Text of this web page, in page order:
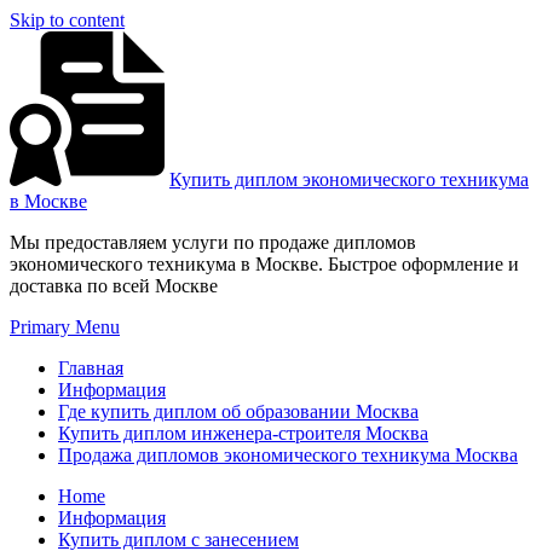
Skip to content
Купить диплом экономического техникума
в Москве
Мы предоставляем услуги по продаже дипломов
экономического техникума в Москве. Быстрое оформление и
доставка по всей Москве
Primary Menu
Главная
Информация
Где купить диплом об образовании Москва
Купить диплом инженера-строителя Москва
Продажа дипломов экономического техникума Москва
Home
Информация
Купить диплом с занесением